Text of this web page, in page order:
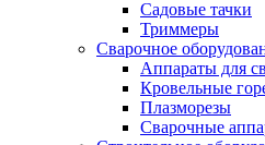
Садовые тачки
Триммеры
Сварочное
Аппараты для
Кровельные
Плазморезы
Сварочные